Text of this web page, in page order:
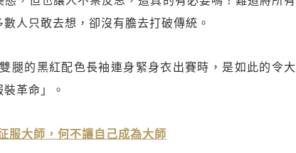
人只敢去想，卻沒有膽去打破傳統。
腿的黑紅配色長袖連身緊身衣出賽時，是如此的令大
革命」。
服大師，何不讓自己成為大師